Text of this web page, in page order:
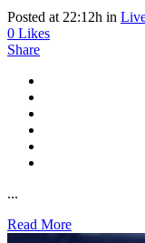
Posted at 22:12h in
0 Likes
Share
...
Read More